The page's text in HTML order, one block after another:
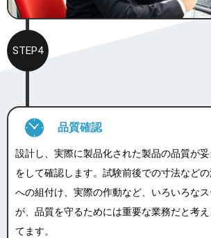
STEP4
品質確認
設計し、実際に製品化された製品の品質が
をして確認します。試験前後での寸法など
への組付け、実際の作動など、いろいろな
が、品質を守るためには重要な業務だと考
てます。